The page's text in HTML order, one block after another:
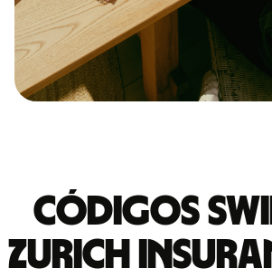
Códigos
ZURICH